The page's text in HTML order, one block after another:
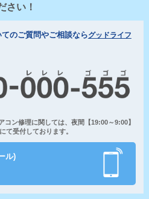
さい！
のご質問やご相談ならグッドライフ
ン修理に関しては、夜間【19:00～9:00】
て受付しております。
ル)